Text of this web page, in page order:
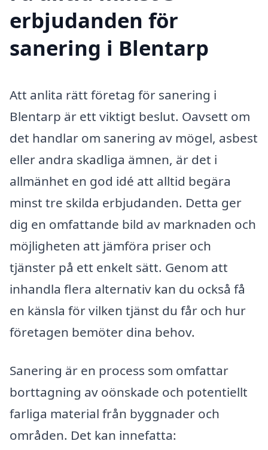
erbjudanden för
sanering i Blentarp
Att anlita rätt företag för sanering i
Blentarp är ett viktigt beslut. Oavsett om
det handlar om sanering av mögel, asbest
eller andra skadliga ämnen, är det i
allmänhet en god idé att alltid begära
minst tre skilda erbjudanden. Detta ger
dig en omfattande bild av marknaden och
möjligheten att jämföra priser och
tjänster på ett enkelt sätt. Genom att
inhandla flera alternativ kan du också få
en känsla för vilken tjänst du får och hur
företagen bemöter dina behov.
Sanering är en process som omfattar
borttagning av oönskade och potentiellt
farliga material från byggnader och
områden. Det kan innefatta: